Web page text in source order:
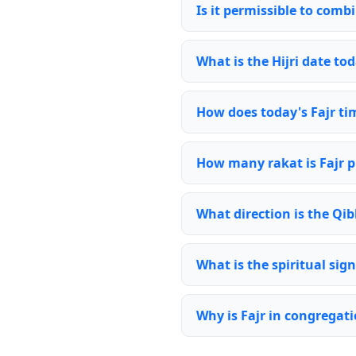
Is it permissible to
What is the Hijri date
How does today's Fajr
How many rakat is Fajr
What direction is the
What is the spiritual
Why is Fajr in